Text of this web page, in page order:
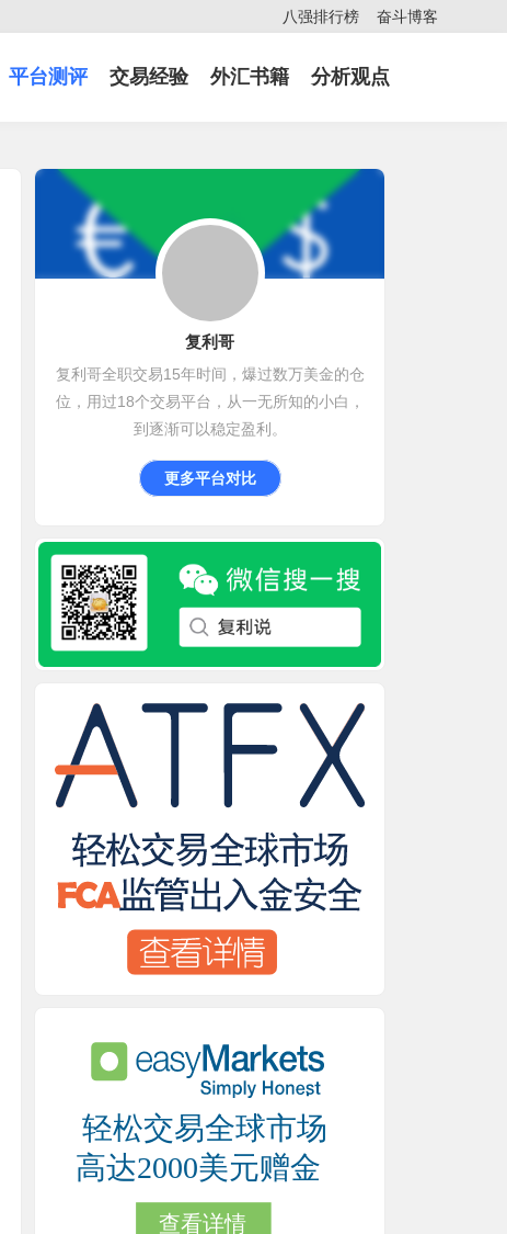
八强排行榜 奋斗博客
平台测评 交易经验 外汇书籍 分析观点
复利哥
复利哥全职交易15年时间，爆过数万美金的仓
位，用过18个交易平台，从一无所知的小白，
到逐渐可以稳定盈利。
更多平台对比